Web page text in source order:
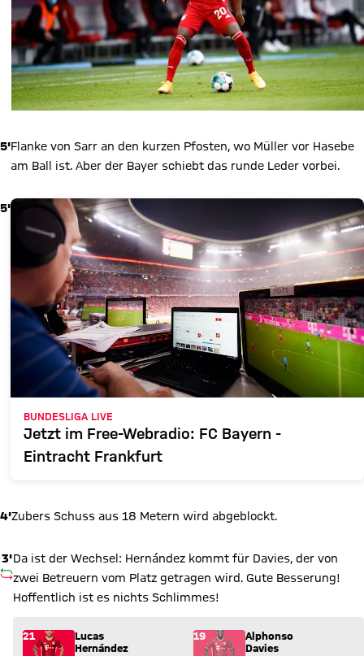
5'Flanke von Sarr an den kurzen Pfosten, wo Müller vor Hasebe
am Ball ist. Aber der Bayer schiebt das runde Leder vorbei.
5'
BUNDESLIGA LIVE
Jetzt im Free-Webradio: FC Bayern -
Eintracht Frankfurt
4'Zubers Schuss aus 18 Metern wird abgeblockt.
3'
AUSWECHSLUNG
Da ist der Wechsel: Hernández kommt für Davies, der von
zwei Betreuern vom Platz getragen wird. Gute Besserung!
Hoffentlich ist es nichts Schlimmes!
Wechsel: Lucas Hernández (21) kommt für Alphonso Davies
21
Lucas
Hernández
19
Alphonso
Davies